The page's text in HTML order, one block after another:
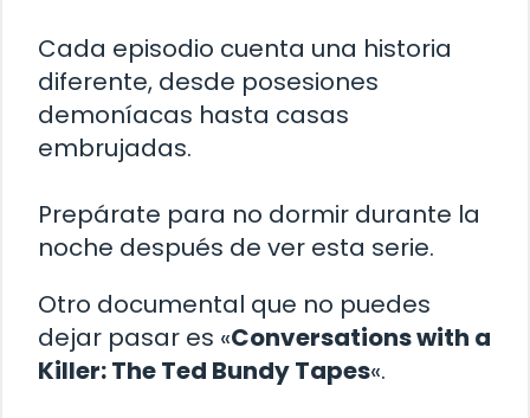
Cada episodio cuenta una historia
diferente, desde posesiones
demoníacas hasta casas
embrujadas.
Prepárate para no dormir durante la
noche después de ver esta serie.
Otro documental que no puedes
dejar pasar es «Conversations with a
Killer: The Ted Bundy Tapes«.